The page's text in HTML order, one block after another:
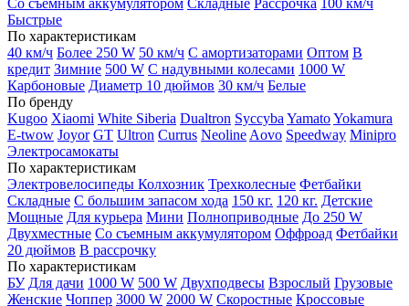
Со съемным аккумулятором Складные Рассрочка 100 км/ч
Быстрые
По характеристикам
40 км/ч Более 250 W 50 км/ч С амортизаторами Оптом В
кредит Зимние 500 W С надувными колесами 1000 W
Карбоновые Диаметр 10 дюймов 30 км/ч Белые
По бренду
Kugoo Xiaomi White Siberia Dualtron Syccyba YamatoYokamura
E-twow Joyor GT Ultron Currus Neoline Aovo Speedway Minipro
Электросамокаты
По характеристикам
Электровелосипеды Колхозник Трехколесные Фетбайки
Складные С большим запасом хода 150 кг. 120 кг. Детские
Мощные Для курьера Мини Полноприводные До 250 W
Двухместные Со съемным аккумулятором Оффроад Фетбайки
20 дюймов В рассрочку
По характеристикам
БУ Для дачи 1000 W 500 W Двухподвесы Взрослый Грузовые
Женские Чоппер 3000 W 2000 W Скоростные Кроссовые